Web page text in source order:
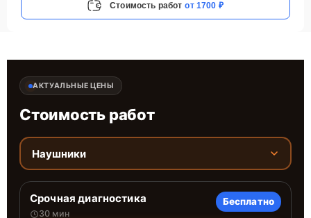
Стоимость работ от 1700 ₽
АКТУАЛЬНЫЕ ЦЕНЫ
Стоимость работ
Наушники
Срочная диагностика
30 мин
Бесплатно